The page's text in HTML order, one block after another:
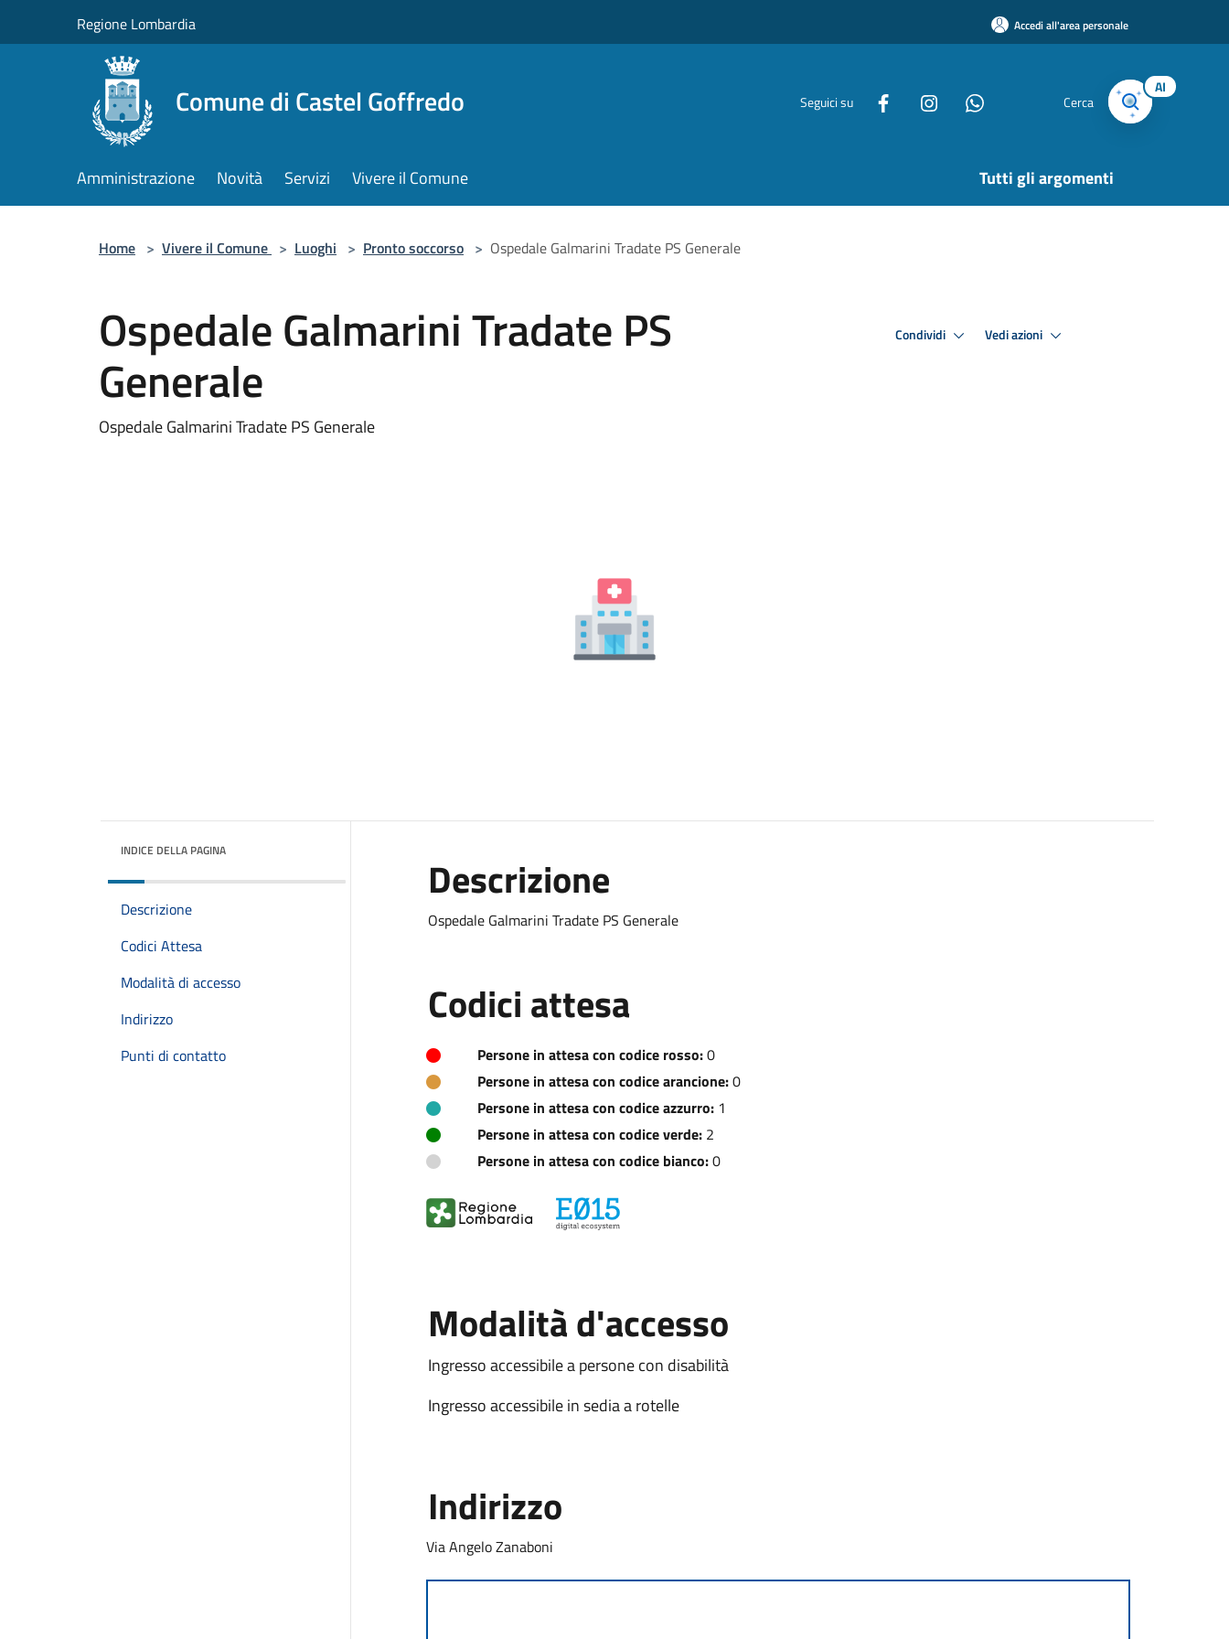
Regione Lombardia Accedi all'area personale
Comune di Castel Goffredo Seguici su Cerca
AI
Amministrazione Novità Servizi Vivere il Comune Tutti gli argomenti
Home > Vivere il Comune > Luoghi > Pronto soccorso > Ospedale Galmarini Tradate PS Generale
Ospedale Galmarini Tradate PS
Generale
Ospedale Galmarini Tradate PS Generale
Condividi Vedi azioni
INDICE DELLA PAGINA
Descrizione
Codici Attesa
Modalità di accesso
Indirizzo
Punti di contatto
Descrizione
Ospedale Galmarini Tradate PS Generale
Codici attesa
Persone in attesa con codice rosso:0
Persone in attesa con codice arancione:0
Persone in attesa con codice azzurro:1
Persone in attesa con codice verde:2
Persone in attesa con codice bianco:0
Modalità d'accesso
Ingresso accessibile a persone con disabilità
Ingresso accessibile in sedia a rotelle
Indirizzo
Via Angelo Zanaboni